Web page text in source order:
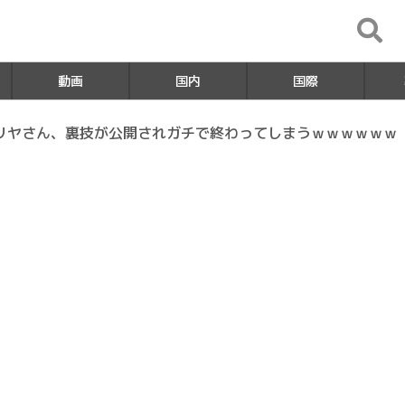
動画 国内 国際
さん、裏技が公開されガチで終わってしまうｗｗｗｗｗｗ